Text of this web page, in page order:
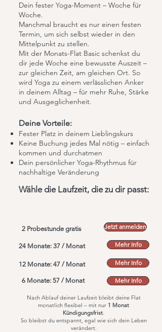
Dein fester Yoga-Moment – Woche für
Woche.
Manchmal braucht es nur einen festen
Termin, um sich selbst wieder in den
Mittelpunkt zu stellen.
Mit der Monats-Flat Basic schenkst du
dir jede Woche eine bewusste Auszeit –
zur gleichen Zeit, am gleichen Ort. So
wird Yoga zu einem verlässlichen Anker
in deinem Alltag – für mehr Ruhe, Stärke
und Ausgeglichenheit.
Deine Vorteile:
Fester Platz in deinem Lieblingskurs
Keine Buchung jedes Mal nötig – einfach
kommen und durchatmen
Dein persönlicher Yoga-Rhythmus für
nachhaltige Veränderung
Wähle die Laufzeit, die zu dir passt:
2 Probestunde gratis Jetzt anmelden
24 Monate: 37 / Monat Mehr Info
12 Monate: 47 / Monat Mehr Info
6 Monate: 57 / Monat Mehr Info
Nach Ablauf deiner Laufzeit bleibt deine Flat
monatlich flexibel – mit nur 1 Monat
Kündigungsfrist.
So bleibst du entspannt, egal wie sich dein Leben
verändert.